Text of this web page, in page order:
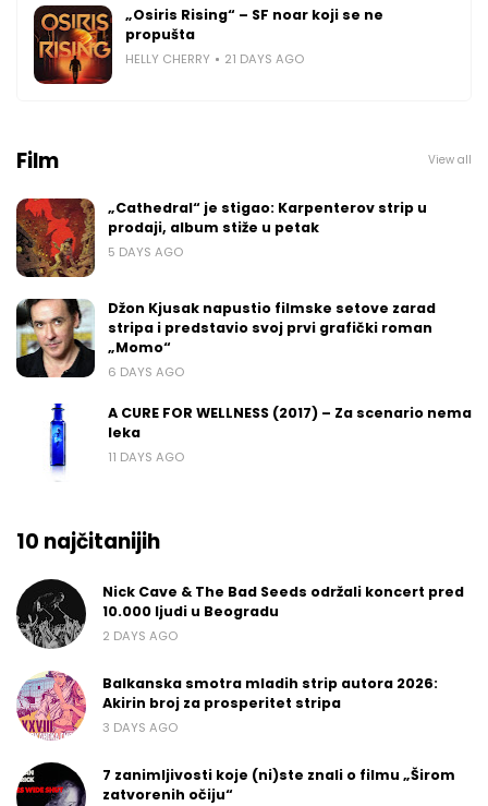
„Osiris Rising“ – SF noar koji se ne
propušta
HELLY CHERRY 21 DAYS AGO
Film View all
„Cathedral“ je stigao: Karpenterov strip u
prodaji, album stiže u petak
5 DAYS AGO
Džon Kjusak napustio filmske setove zarad
stripa i predstavio svoj prvi grafički roman
„Momo“
6 DAYS AGO
A CURE FOR WELLNESS (2017) – Za scenario nema
leka
11 DAYS AGO
10 najčitanijih
Nick Cave & The Bad Seeds održali koncert pred
10.000 ljudi u Beogradu
2 DAYS AGO
Balkanska smotra mladih strip autora 2026:
Akirin broj za prosperitet stripa
3 DAYS AGO
7 zanimljivosti koje (ni)ste znali o filmu „Širom
zatvorenih očiju“